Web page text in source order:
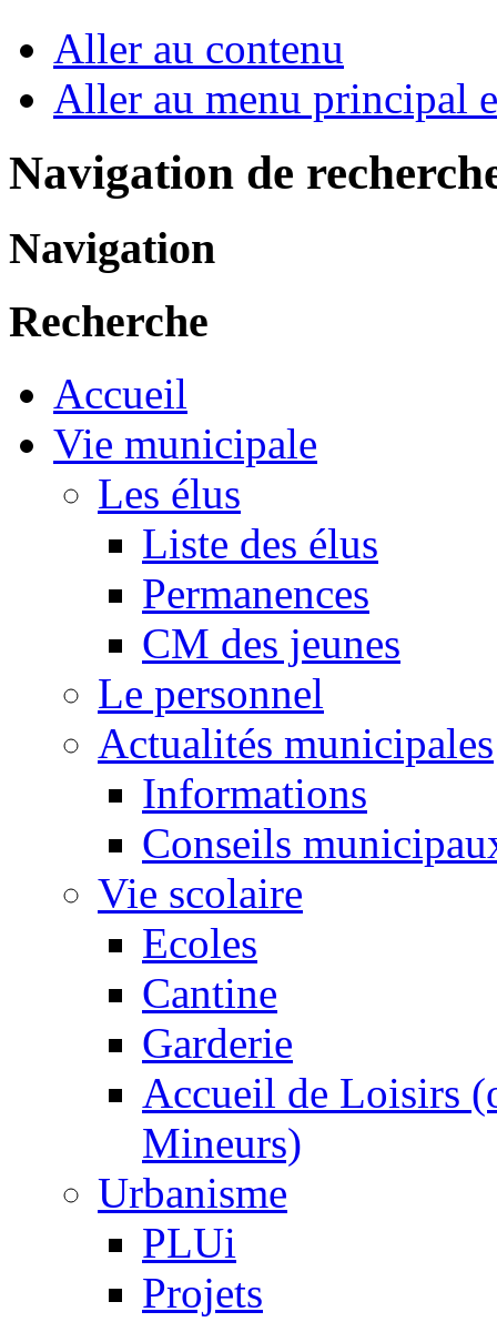
Aller au contenu
Aller au menu principal
Navigation de
Navigation
Recherche
Accueil
Vie municipale
Les élus
Liste des élus
Permanences
CM des jeunes
Le personnel
Actualités municipales
Informations
Conseils
Vie scolaire
Ecoles
Cantine
Garderie
Accueil de Loisirs
Mineurs)
Urbanisme
PLUi
Projets